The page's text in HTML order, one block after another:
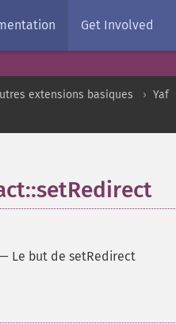
Get Involved
extensions basiques
Yaf
Le but de setRedirect